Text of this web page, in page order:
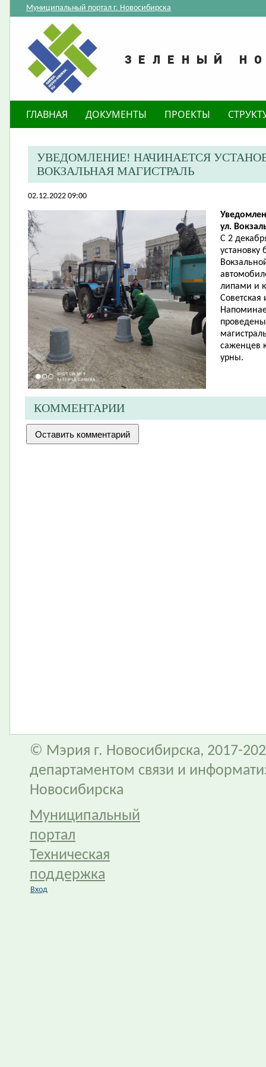
Муниципальный портал г. Новосибирска
ГЛАВНАЯ ДОКУМЕНТЫ ПРОЕКТЫ
​УВЕДОМЛЕНИЕ! НАЧИНАЕТСЯ
ВОКЗАЛЬНАЯ МАГИСТРАЛЬ
02.12.2022 09:00
ул.
С 2
установку
липами и
Советская
проведены
саженцев
урны.
КОММЕНТАРИИ
© Мэрия г. Новосибирска, 2017-
департаментом связи и
Новосибирска
Муниципальный
портал
Техническая
поддержка
Вход